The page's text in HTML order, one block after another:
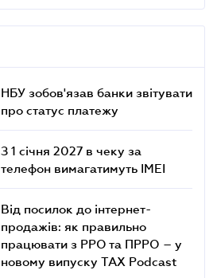
НБУ зобов'язав банки звітувати
про статус платежу
З 1 січня 2027 в чеку за
телефон вимагатимуть IMEI
Від посилок до інтернет-
продажів: як правильно
працювати з РРО та ПРРО – у
новому випуску TAX Podcast